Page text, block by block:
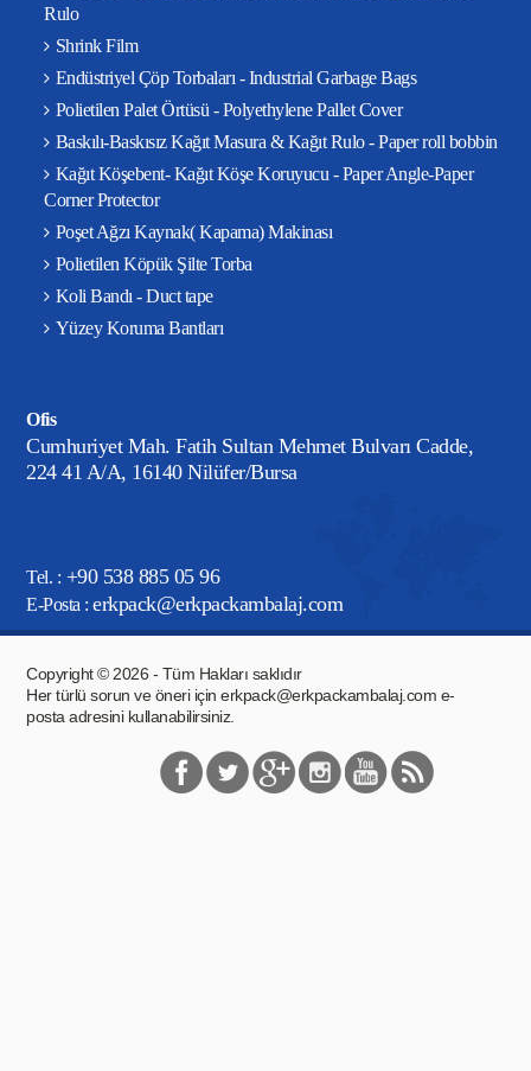
Rulo
Shrink Film
Endüstriyel Çöp Torbaları - Industrial Garbage Bags
Polietilen Palet Örtüsü - Polyethylene Pallet Cover
Baskılı-Baskısız Kağıt Masura & Kağıt Rulo - Paper roll bobbin
Kağıt Köşebent- Kağıt Köşe Koruyucu - Paper Angle-Paper
Corner Protector
Poşet Ağzı Kaynak( Kapama) Makinası
Polietilen Köpük Şilte Torba
Koli Bandı - Duct tape
Yüzey Koruma Bantları
Ofis
Cumhuriyet Mah. Fatih Sultan Mehmet Bulvarı Cadde,
224 41 A/A, 16140 Nilüfer/Bursa
Tel. : +90 538 885 05 96
E-Posta : erkpack@erkpackambalaj.com
Copyright © 2026 - Tüm Hakları saklıdır
Her türlü sorun ve öneri içinerkpack@erkpackambalaj.com e-
posta adresini kullanabilirsiniz.